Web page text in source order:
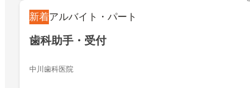
新着アルバイト・パート
歯科助手・受付
中川歯科医院